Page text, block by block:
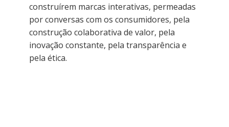
construírem marcas interativas, permeadas
por conversas com os consumidores, pela
construção colaborativa de valor, pela
inovação constante, pela transparência e
pela ética.